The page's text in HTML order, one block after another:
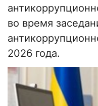
во время
2026 года.